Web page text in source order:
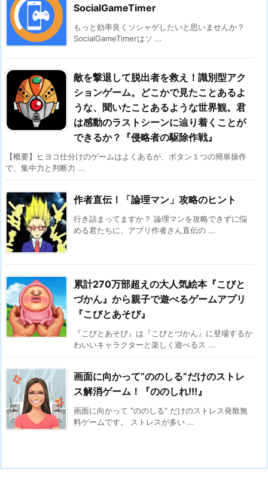
SocialGameTimer
もっと効率良くソシャゲしたいと思いませんか？
SocialGameTimerはソ ...
敵を撃退して脱出者を救え！識別型アク
ションゲーム。どこかで見たことあるよ
うな、聞いたことあるような世界観。君
は感動のラストシーンに辿り着くことが
できるか？『侵略者の駆除作戦』
【概要】ヒヨコ仕分けのゲームはよくあるが、ボタン１つの簡単操作
で、集中力と判断力 ...
作者直伝！「論理マン」攻略のヒント
行き詰まってますか？ 論理マンを攻略できずに悩
める君たちに、アプリ作者さん直伝の ...
累計270万部超えの大人気絵本『こびと
づかん』から親子で遊べるゲームアプリ
『こびとあそび』
『こびとあそび』は『こびとづかん』に登場するか
わいいキャラクターと楽しく遊べるス ...
画面に向かって”ののしる”だけのストレ
ス解消ゲーム！『ののしれ!!!』
画面に向かって "ののしる" だけのストレス発散無
料ゲームです。 ストレスが多い ...